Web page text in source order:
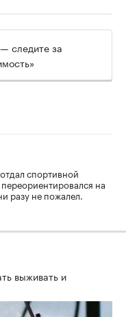
следите за
спортивной
на
разу не пожалел.
выживать и